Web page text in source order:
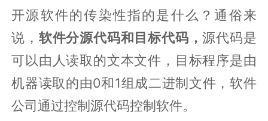
开源软件的传染性指的是什么？通俗来
说， 软件分源代码和目标代码，源代码是
可以由人读取的文本文件，目标程序是由
机器读取的由0和1组成二进制文件，软件
公司通过控制源代码控制软件。